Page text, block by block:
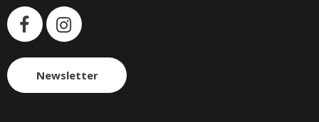
Newsletter